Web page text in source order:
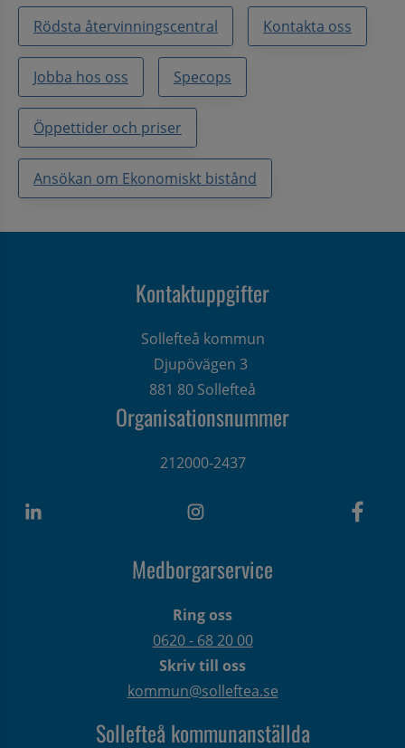
Rödsta återvinningscentral Kontakta oss
Jobba hos oss Specops
Öppettider och priser
Ansökan om Ekonomiskt bistånd
Kontaktuppgifter
Sollefteå kommun
Djupövägen 3
881 80 Sollefteå
Organisationsnummer
212000-2437
Medborgarservice
Ring oss
0620 - 68 20 00
Skriv till oss
kommun@solleftea.se
Sollefteå kommunanställda